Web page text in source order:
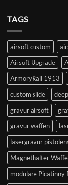
TAGS
airsoft custom
Airsoft Upgrade
ArmoryRail 1913
custom slide
gravur airsoft
gravur waffen
lasergravur
Magnethalter
modulare Picatinny